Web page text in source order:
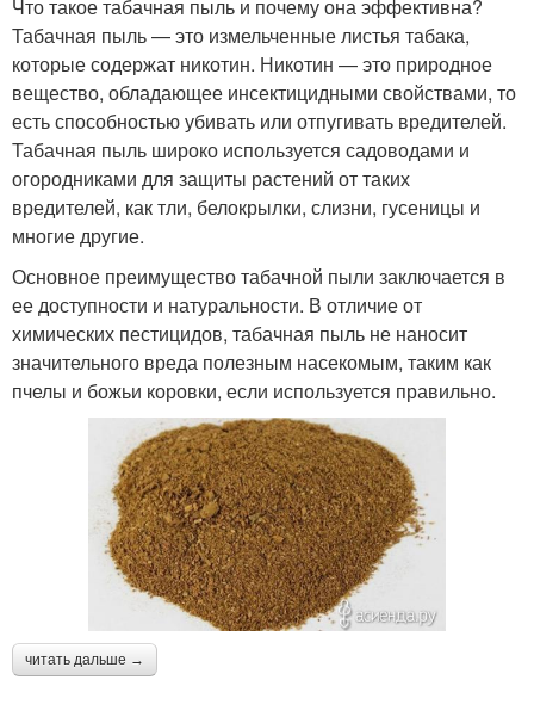
Что такое табачная пыль и почему она эффективна?
Табачная пыль — это измельченные листья табака,
которые содержат никотин. Никотин — это природное
вещество, обладающее инсектицидными свойствами, то
есть способностью убивать или отпугивать вредителей.
Табачная пыль широко используется садоводами и
огородниками для защиты растений от таких
вредителей, как тли, белокрылки, слизни, гусеницы и
многие другие.
Основное преимущество табачной пыли заключается в
ее доступности и натуральности. В отличие от
химических пестицидов, табачная пыль не наносит
значительного вреда полезным насекомым, таким как
пчелы и божьи коровки, если используется правильно.
читать дальше →